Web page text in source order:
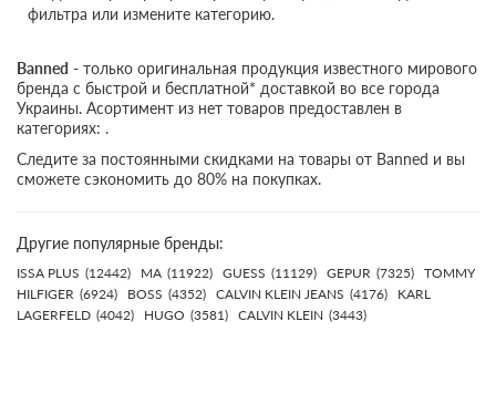
фильтра или измените категорию.
Banned - только оригинальная продукция известного мирового
бренда с быстрой и бесплатной* доставкой во все города
Украины. Асортимент из нет товаров предоставлен в
категориях: .
Следите за постоянными скидками на товары от Banned и вы
сможете сэкономить до 80% на покупках.
Другие популярные бренды:
ISSA PLUS (12442) MA (11922) GUESS (11129) GEPUR (7325) TOMMY
HILFIGER (6924) BOSS (4352) CALVIN KLEIN JEANS (4176)
KARL
LAGERFELD (4042) HUGO (3581) CALVIN KLEIN (3443)